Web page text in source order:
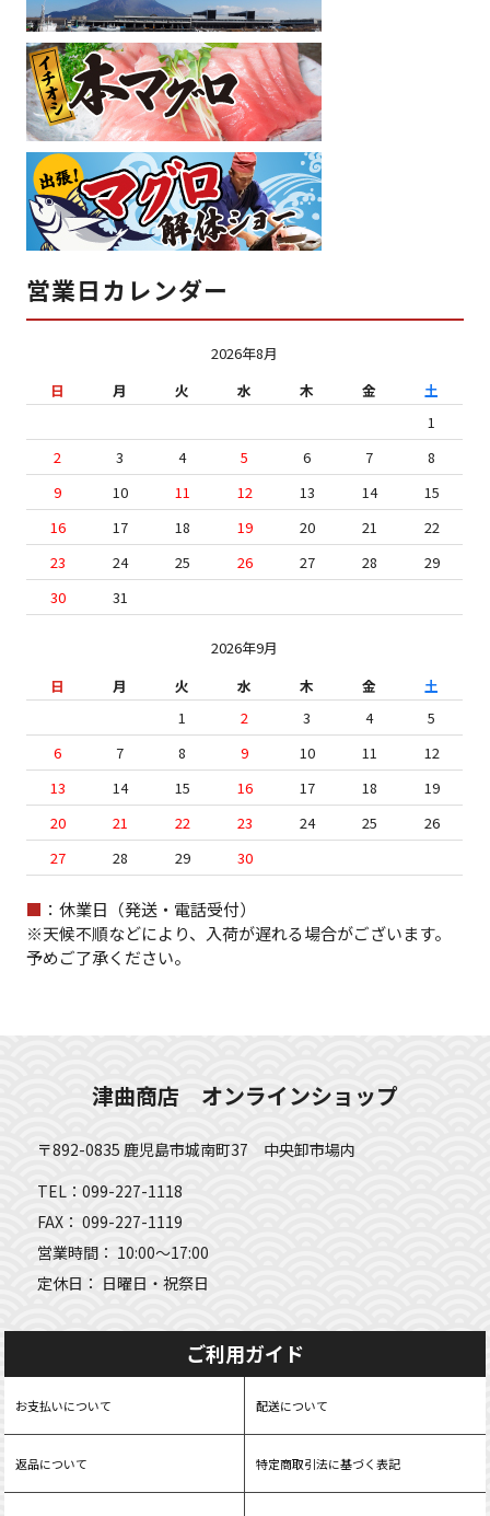
営業日カレンダー
2026年8月
日
月 火 水 木 金
土
1
2
3 4 5 6 7
8
9
10 11 12 13 14
15
16
17 18 19 20 21
22
23
24 25 26 27 28
29
30
31
2026年9月
日
月 火 水 木 金
土
1
2 3 4
5
6
7 8 9 10 11
12
13
14 15 16 17 18
19
20
21 22 23 24 25
26
27
28 29 30
■ ：休業日（発送・電話受付）
※天候不順などにより、入荷が遅れる場合がございます。
予めご了承ください。
津曲商店 オンラインショップ
〒892-0835 鹿児島市城南町37 中央卸市場内
TEL：099-227-1118
FAX： 099-227-1119
営業時間： 10:00～17:00
定休日： 日曜日・祝祭日
ご利用ガイド
お支払いについて 配送について
返品について 特定商取引法に基づく表記